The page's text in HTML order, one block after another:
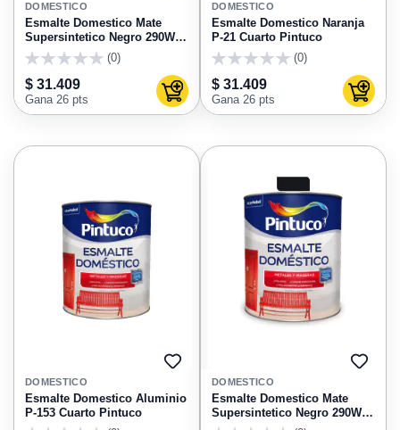
FAVORITOS
DOMESTICO
Esmalte Domestico Mate
Supersintetico Negro 290W
Cuarto Pintuco (0)
$ 31.409
Gana 26 pts Agregar al carrito
DOMESTICO
Esmalte Domestico Naranja
P-21 Cuarto Pintuco
(0)
$ 31.409
Gana 26 pts
AGREGAR
FAVORITOS
DOMESTICO
Esmalte Domestico Aluminio
P-153 Cuarto Pintuco
DOMESTICO
Esmalte Domestico Mate
Supersintetico Negro 290W
Galon Pintuco